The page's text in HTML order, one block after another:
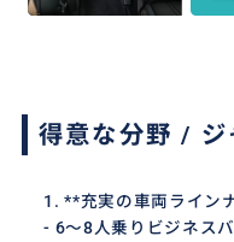
得意な分野 / ジ
1. **充実の車両ライン
- 6〜8人乗りビジネス